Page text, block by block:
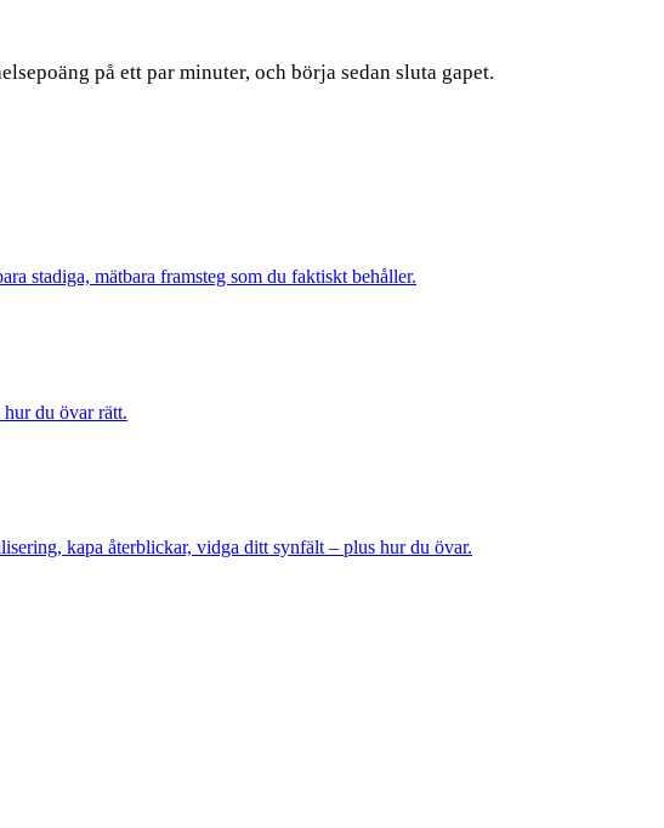
på ett par minuter, och börja sedan sluta gapet.
stadiga, mätbara framsteg som du faktiskt behåller.
du övar rätt.
kapa återblickar, vidga ditt synfält – plus hur du övar.